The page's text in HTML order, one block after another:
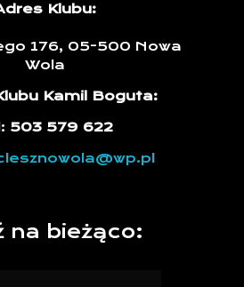
Klubu:
176, 05-500 Nowa
Wola
Kamil Boguta:
503 579 622
na bieżąco: